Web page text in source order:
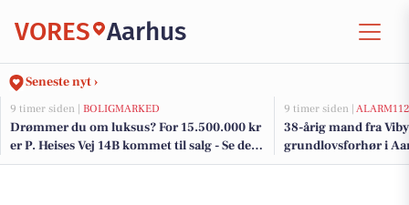
VORES Aarhus
Seneste nyt ›
9 timer siden | BOLIGMARKED
Drømmer du om luksus? For 15.500.000 kr
er P. Heises Vej 14B kommet til salg - Se den
og de dyreste boliger til salg her
9 timer siden | ALARM112
38-årig mand fra
grundlovsforhør i